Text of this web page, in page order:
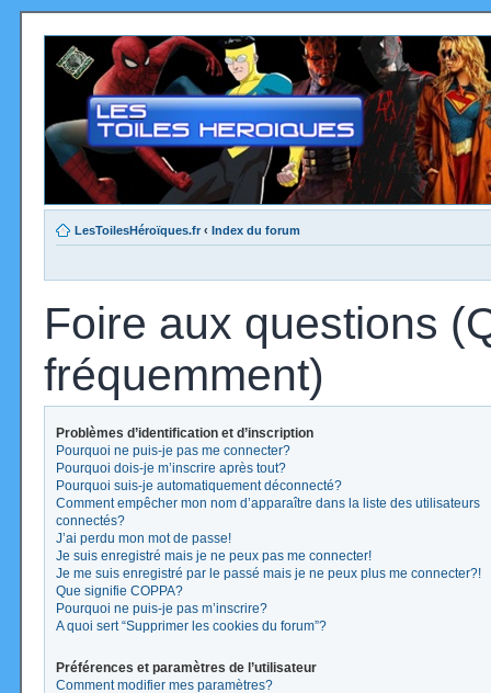
LesToilesHéroïques.fr ‹ Index du forum
Foire aux questions
fréquemment)
Problèmes d’identification et d’inscription
Pourquoi ne puis-je pas me connecter?
Pourquoi dois-je m’inscrire après tout?
Pourquoi suis-je automatiquement déconnecté?
Comment empêcher mon nom d’apparaître dans la liste des utilisateurs
connectés?
J’ai perdu mon mot de passe!
Je suis enregistré mais je ne peux pas me connecter!
Je me suis enregistré par le passé mais je ne peux plus me connecter?!
Que signifie COPPA?
Pourquoi ne puis-je pas m’inscrire?
A quoi sert “Supprimer les cookies du forum”?
Préférences et paramètres de l’utilisateur
Comment modifier mes paramètres?